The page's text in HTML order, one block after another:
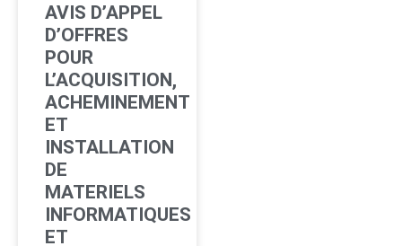
AVIS D’APPEL
D’OFFRES
POUR
L’ACQUISITION,
ACHEMINEMENT
ET
INSTALLATION
DE
MATERIELS
INFORMATIQUES
ET